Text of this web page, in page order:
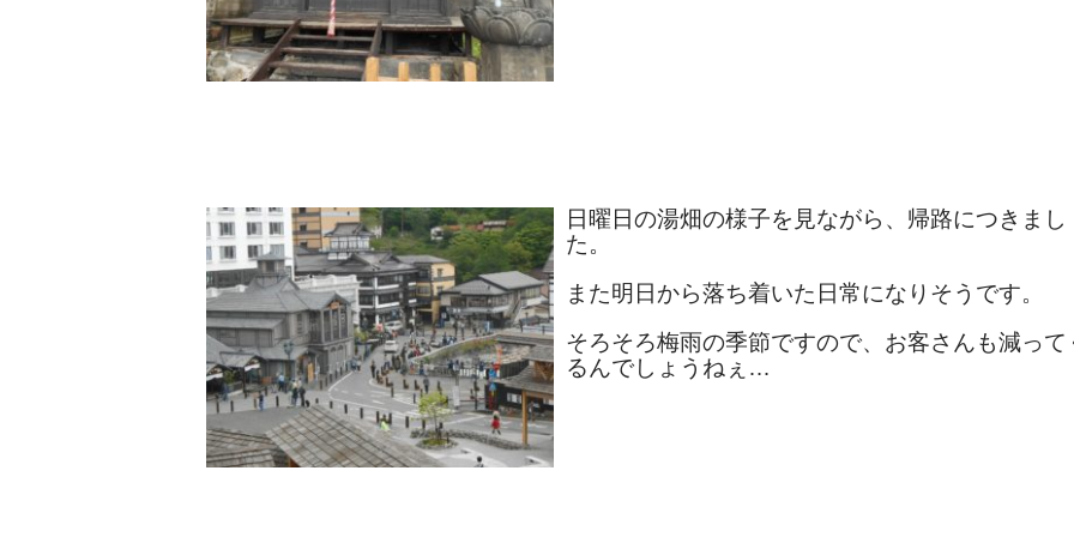
日曜日の湯畑の様子を見ながら、帰路につきまし
た。
また明日から落ち着いた日常になりそうです。
そろそろ梅雨の季節ですので、お客さんも減って
るんでしょうねぇ…